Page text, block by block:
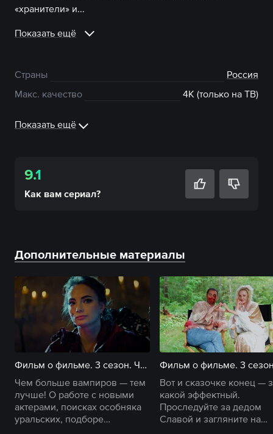
«хранители» и...
Показать ещё
Страны
Россия
Макс. качество
4К (только на ТВ)
Показать ещё
9.1
Как вам сериал?
Дополнительные материалы
Фильм о фильме. 3 сезон. Часть 1
Чем больше вампиров — тем
лучше! О работе с новыми
актерами, поисках особняка
уральских, подборе
Вот и сказочке конец —
какой эффектный.
Проследуйте за дедом
Славой и загляните на